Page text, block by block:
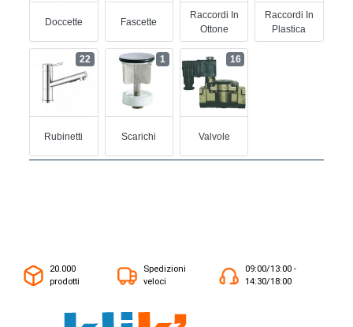
Doccette Fascette
Raccordi In
Ottone
Raccordi In
Plastica
Rubinetti
22
Scarichi
1
Valvole
16
20.000
prodotti
Spedizioni
veloci
09:00/13:00 -
14:30/18:00